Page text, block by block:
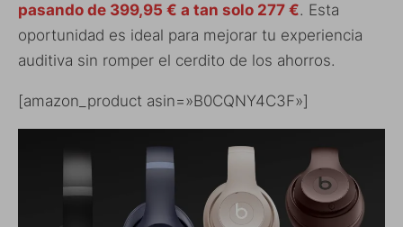
pasando de 399,95 € a tan solo 277 €. Esta
oportunidad es ideal para mejorar tu experiencia
auditiva sin romper el cerdito de los ahorros.
[amazon_product asin=»B0CQNY4C3F»]